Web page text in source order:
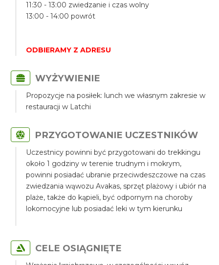
11:30 - 13:00 zwiedzanie i czas wolny
13:00 - 14:00 powrót
ODBIERAMY Z ADRESU
WYŻYWIENIE
Propozycje na posiłek: lunch we własnym zakresie w
restauracji w Latchi
PRZYGOTOWANIE UCZESTNIKÓW
Uczestnicy powinni być przygotowani do trekkingu
około 1 godziny w terenie trudnym i mokrym,
powinni posiadać ubranie przeciwdeszczowe na czas
zwiedzania wąwozu Avakas, sprzęt plażowy i ubiór na
plaże, także do kąpieli, być odpornym na choroby
lokomocyjne lub posiadać leki w tym kierunku
CELE OSIĄGNIĘTE